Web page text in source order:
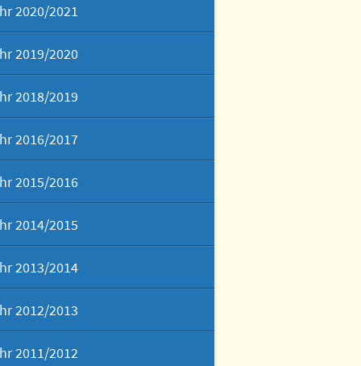
2020/2021
2019/2020
2018/2019
2016/2017
2015/2016
2014/2015
2013/2014
2012/2013
2011/2012